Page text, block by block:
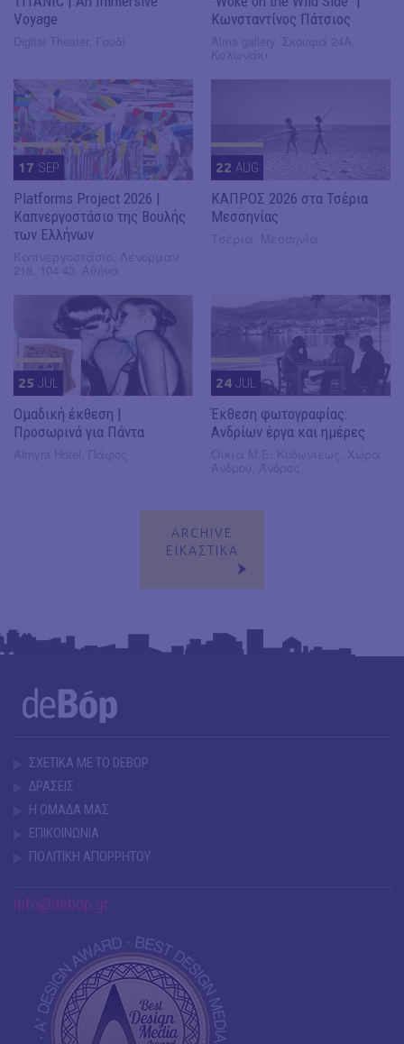
Voyage
Κωνσταντίνος Πάτσιος
17 SEP
Platforms Project 2026 |
Καπνεργοστάσιο της Βουλής
των Ελλήνων
22 AUG
ΚΑΠΡΟΣ 2026 στα Τσέρια
Μεσσηνίας
25 JUL
Ομαδική έκθεση |
Προσωρινά για Πάντα
24 JUL
Έκθεση φωτογραφίας:
Ανδρίων έργα και ημέρες
ARCHIVE
ΕΙΚΑΣΤΙΚΑ
ΣΧΕΤΙΚΑ ΜΕ ΤΟ DEBOP
ΔΡΑΣΕΙΣ
Η ΟΜΑΔΑ ΜΑΣ
ΕΠΙΚΟΙΝΩΝΙΑ
ΠΟΛΙΤΙΚΗ ΑΠΟΡΡΗΤΟΥ
info@debop.gr